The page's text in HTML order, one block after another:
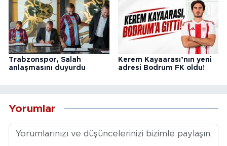
Trabzonspor, Salah
anlaşmasını duyurdu
Kerem Kayaarası’nın yeni
adresi Bodrum FK oldu!
Yorumlar